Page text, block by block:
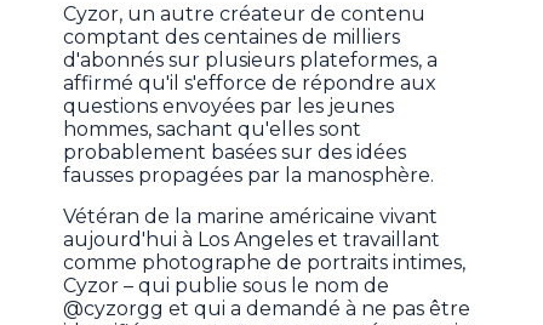
Cyzor, un autre créateur de contenu
comptant des centaines de milliers
d'abonnés sur plusieurs plateformes, a
affirmé qu'il s'efforce de répondre aux
questions envoyées par les jeunes
hommes, sachant qu'elles sont
probablement basées sur des idées
fausses propagées par la manosphère.
Vétéran de la marine américaine vivant
aujourd'hui à Los Angeles et travaillant
comme photographe de portraits intimes,
Cyzor – qui publie sous le nom de
@cyzorgg et qui a demandé à ne pas être